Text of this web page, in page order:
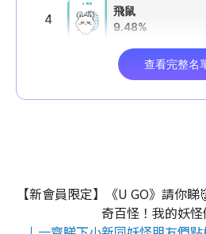
【新會員限定】《U GO》請你
奇百怪！我的妖怪